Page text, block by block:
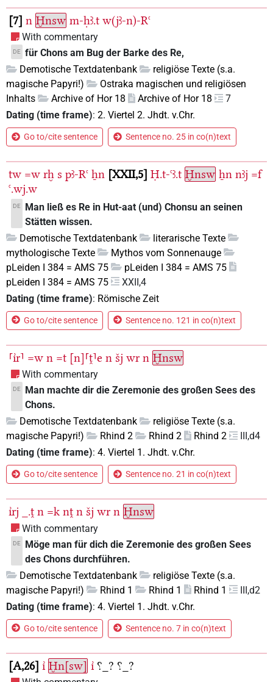
7 n Ḫnsw m-ḥꜣ.t w(jꜣ-n)-Rꜥ
With commentary
DE für Chons am Bug der Barke des Re,
Demotische Textdatenbank
religiöse Texte (s.a.
magische Papyri!)
Ostraka magischen und religiösen
Inhalts
Archive of Hor 18 Archive of Hor 18
7
Dating (time frame): 2. Viertel 2. Jhdt. v.Chr.
Go to/cite sentence Sentence no. 25 in co(n)text
tw =w rḫ s pꜣ-Rꜥ ẖn XXII,5 Ḥ.t-ꜥꜣ.t Ḫnsw ẖn nꜣj =f
ꜥ.wj.w
DE
Man ließ es Re in Hut-aat (und) Chonsu an seinen
Stätten wissen.
Demotische Textdatenbank
literarische Texte
mythologische Texte
Mythos vom Sonnenauge
pLeiden I 384 = AMS 75
pLeiden I 384 = AMS 75
pLeiden I 384 = AMS 75
XXII,4
Dating (time frame): Römische Zeit
Go to/cite sentence Sentence no. 121 in co(n)text
⸢ı͗r⸣ =w n =t [n]⸢ṱ⸣e n šj wr n Ḫnsw
With commentary
DE
Man machte dir die Zeremonie des großen Sees des
Chons.
Demotische Textdatenbank
religiöse Texte (s.a.
magische Papyri!)
Rhind 2 Rhind 2 Rhind 2
III,d4
Dating (time frame): 4. Viertel 1. Jhdt. v.Chr.
Go to/cite sentence Sentence no. 21 in co(n)text
ı͗rj _.ṱ n =k nṱ n šj wr n Ḫnsw
With commentary
DE
Möge man für dich die Zeremonie des großen Sees
des Chons durchführen.
Demotische Textdatenbank
religiöse Texte (s.a.
magische Papyri!)
Rhind 1 Rhind 1 Rhind 1
III,d2
Dating (time frame): 4. Viertel 1. Jhdt. v.Chr.
Go to/cite sentence Sentence no. 7 in co(n)text
A,26 ı͗ Ḫn[sw] ı͗ ⸮_? ⸮_?